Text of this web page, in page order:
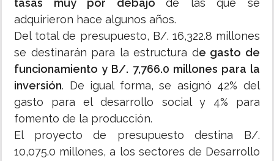
tasas muy por debajode las que se
adquirieron hace algunos años.
Del total de presupuesto, B/. 16,322.8 millones
se destinarán para la estructura de gasto de
funcionamiento y B/. 7,766.0 millones para la
inversión. De igual forma, se asignó 42% del
gasto para el desarrollo social y 4% para
fomento de la producción.
El proyecto de presupuesto destina B/.
10,075.0 millones, a los sectores de Desarrollo